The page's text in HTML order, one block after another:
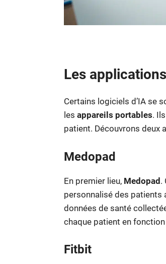
Les
Certains logiciels d’IA se
les appareils portables.
patient. Découvrons deux
Medopad
En premier lieu, Medopad.
personnalisé des patients
données de santé
chaque patient en
Fitbit